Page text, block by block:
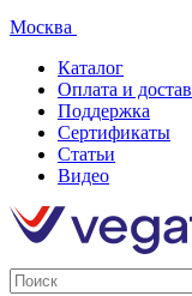
Москва
Каталог
Оплата и
Поддержка
Сертификаты
Статьи
Видео